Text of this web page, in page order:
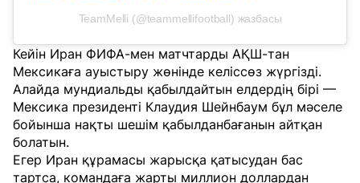
TeamMelli (@teammellifootball) жазбасы
Кейін Иран ФИФА-мен матчтарды АҚШ-тан
Мексикаға ауыстыру жөнінде келіссөз жүргізді.
Алайда мундиальды қабылдайтын елдердің бірі —
Мексика президенті Клаудия Шейнбаум бұл мәселе
бойынша нақты шешім қабылданбағанын айтқан
болатын.
Егер Иран құрамасы жарысқа қатысудан бас
тартса, командаға жарты миллион доллардан